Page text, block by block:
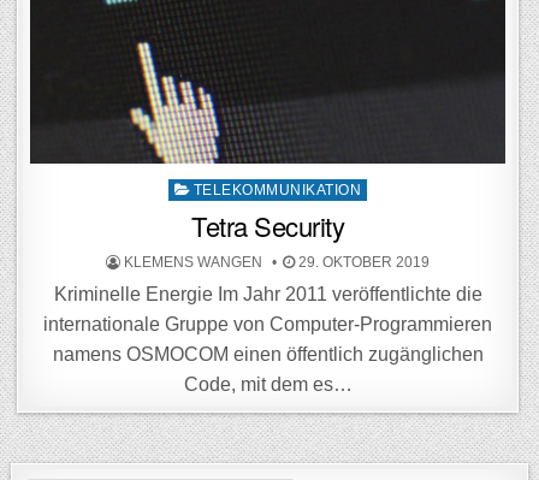
Posted
TELEKOMMUNIKATION
Tetra Security
POSTED
KLEMENS WANGEN
POSTED
29. OKTOBER 2019
Kriminelle Energie Im Jahr 2011 veröffentlichte die
internationale Gruppe von Computer-Programmieren
namens OSMOCOM einen öffentlich zugänglichen
Code, mit dem es…